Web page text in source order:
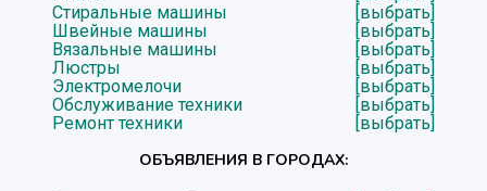
Стиральные машины
[выбрать]
Швейные машины
[выбрать]
Вязальные машины
[выбрать]
Люстры
[выбрать]
Электромелочи
[выбрать]
Обслуживание техники
[выбрать]
Ремонт техники
[выбрать]
ОБЪЯВЛЕНИЯ В ГОРОДАХ: